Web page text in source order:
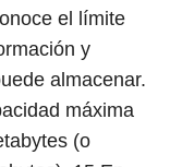
el límite
y
almacenar.
máxima
(o